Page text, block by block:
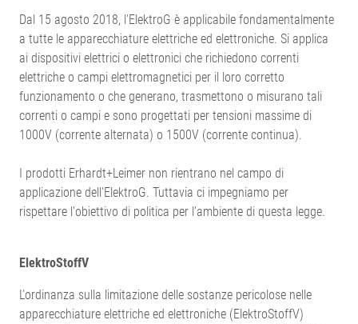
Dal 15 agosto 2018, l'ElektroG è applicabile fondamentalmente
a tutte le apparecchiature elettriche ed elettroniche. Si applica
ai dispositivi elettrici o elettronici che richiedono correnti
elettriche o campi elettromagnetici per il loro corretto
funzionamento o che generano, trasmettono o misurano tali
correnti o campi e sono progettati per tensioni massime di
1000V (corrente alternata) o 1500V (corrente continua).
I prodotti Erhardt+Leimer non rientrano nel campo di
applicazione dell'ElektroG. Tuttavia ci impegniamo per
rispettare l'obiettivo di politica per l'ambiente di questa legge.
ElektroStoffV
L'ordinanza sulla limitazione delle sostanze pericolose nelle
apparecchiature elettriche ed elettroniche (ElektroStoffV)